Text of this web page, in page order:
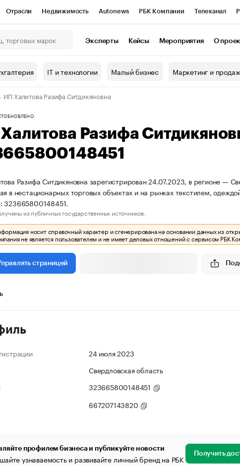
Отрасли Недвижимость Autonews РБК Компании Телеканал
Проверка контрагентов
Эксперты Кейсы Мероприятия О
IT и технологии Малый бизнес Маркетинг и
ИП Халитова Разифа Ситдикяновна
ОБНОВЛЕНО
Разифа
Разифа Ситдикяновна зарегистрирован 24.07.2023, в регионе —
в нестационарных торговых объектах и на рынках текстилем,
из публичных государственных источников.
носит справочный характер и сгенерирована на основании данных из
не является пользователем и не имеет деловых отношений с сервисом РБК
страницей
24 июля 2023
Свердловская область
323665800148451
667207143820
профилем бизнеса и публикуйте новости
узнаваемость и развивайте личный бренд на РБК Получить